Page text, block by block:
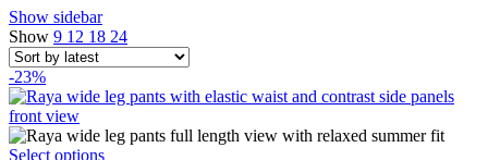
Show sidebar
Show 9 12 18 24
-23%
Select optionsThis